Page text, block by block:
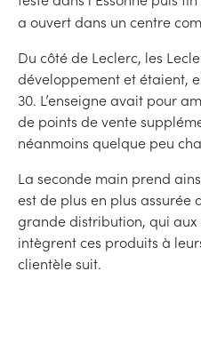
a ouvert dans un centre
Du côté de Leclerc, les
développement et étaient,
30. L’enseigne avait pour
de points de vente
néanmoins quelque peu
La seconde main prend
est de plus en plus assurée
grande distribution, qui aux
intègrent ces produits à
clientèle suit.